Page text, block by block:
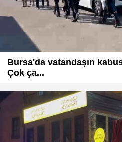
Bursa'da vatandaşın
Çok ça...